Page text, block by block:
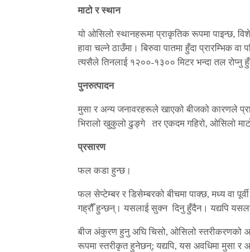
माटो र स्थान
यो ओसिलो स्थानहरूमा प्राकृतिक रूपमा पाइन्छ,
हावा चल्ने ठाउँमा। बिरुवा पातमा हुँदा प्रारम्भिक
त्यसैले तिनलाई १२००-१३०० मिटर भन्दा तल रोप्नु
पुनरुत्पादन
मुसा र अन्य जनावरहरूले खाएको बीजको कारणले
भिरालो खुकुलो ढुङ्गे तर एकदम गहिरो, ओसिलो
प्रसारण
फल कडा हुन्छ।
फल सेप्टेम्बर र डिसेम्बरको बीचमा पाक्छ, मध्य वा
गह्रौँ हुन्छन्। यसलाई सुक्न दिनु हुँदैन। यद्यपि
बीज अंकुरण हुनु अघि चिसो, ओसिलो स्तरीकरणको
रूपमा स्तरीकृत हुनेछन्; यद्यपि, यस अवधिमा मुसा र